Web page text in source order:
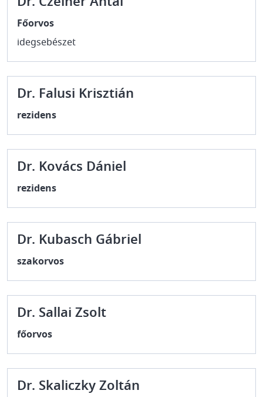
Főorvos
idegsebészet
Dr. Falusi Krisztián
rezidens
Dr. Kovács Dániel
rezidens
Dr. Kubasch Gábriel
szakorvos
Dr. Sallai Zsolt
főorvos
Dr. Skaliczky Zoltán